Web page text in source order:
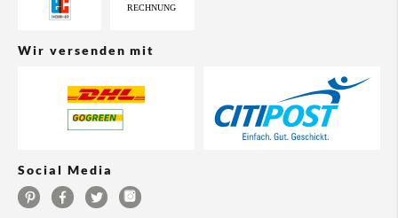
Wir versenden mit
Social Media